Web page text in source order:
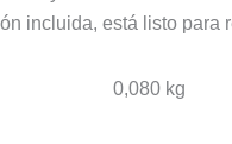
incluida, está listo para
0,080 kg